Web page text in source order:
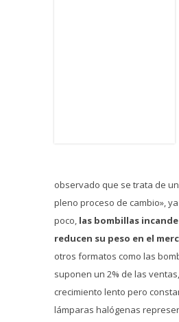
observado que se trata de
pleno proceso de cambio»,
poco, las bombillas
reducen su peso en el
otros formatos como las
suponen un 2% de las
crecimiento lento pero
lámparas halógenas